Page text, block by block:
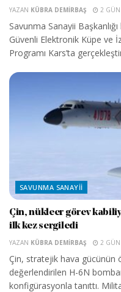
YAZAN KÜBRA DEMIRBAŞ 2
Savunma Sanayii
Güvenli Elektronik Küpe ve
Programı Kars’ta
SAVUNMA SANAYII
Çin, nükleer görev
ilk kez sergiledi
YAZAN KÜBRA DEMIRBAŞ 2
Çin, stratejik hava gücünün
değerlendirilen H-6N
konfigürasyonla tanıttı.